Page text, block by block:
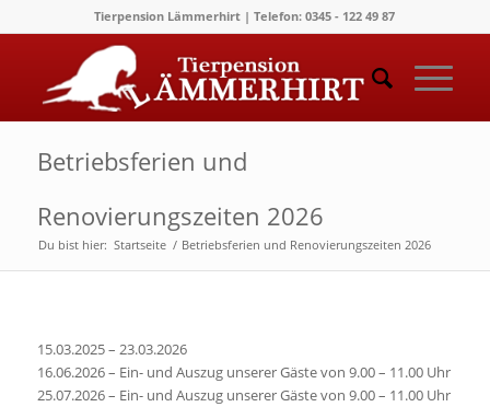
Tierpension Lämmerhirt | Telefon: 0345 - 122 49 87
Betriebsferien und
Renovierungszeiten 2026
Du bist hier: Startseite / Betriebsferien und Renovierungszeiten 2026
15.03.2025 – 23.03.2026
16.06.2026 – Ein- und Auszug unserer Gäste von 9.00 – 11.00 Uhr
25.07.2026 – Ein- und Auszug unserer Gäste von 9.00 – 11.00 Uhr